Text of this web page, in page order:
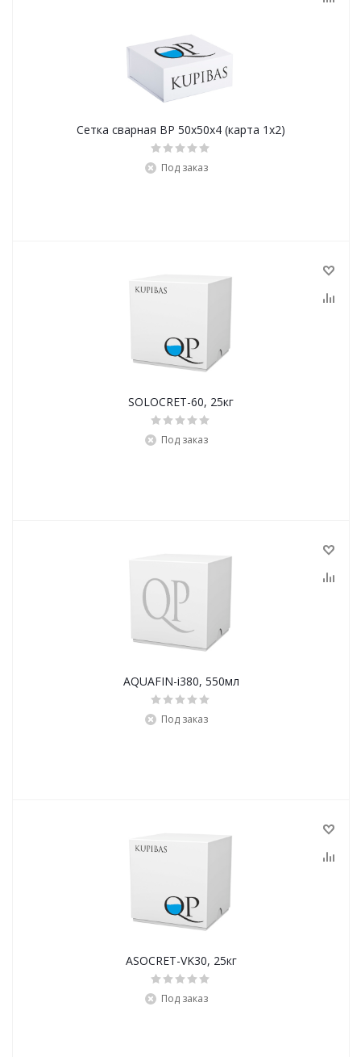
Сетка сварная ВР 50х50х4 (карта 1х2)
Под заказ
SOLOCRET-60, 25кг
Под заказ
AQUAFIN-i380, 550мл
Под заказ
ASOCRET-VK30, 25кг
Под заказ